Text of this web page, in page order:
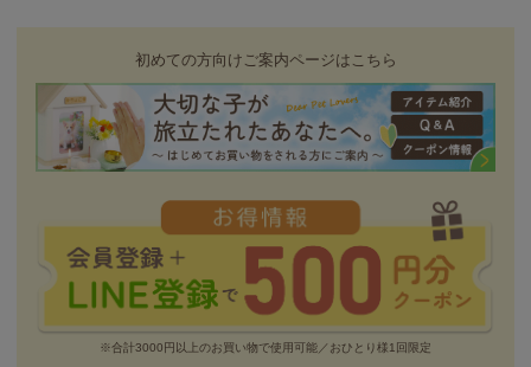
初めての方向けご案内ページはこちら
※合計3000円以上のお買い物で使用可能／おひとり様1回限定